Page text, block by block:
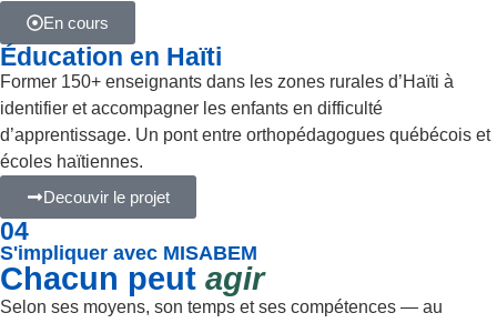
En cours
Éducation en Haïti
Former 150+ enseignants dans les zones rurales d’Haïti à
identifier et accompagner les enfants en difficulté
d’apprentissage. Un pont entre orthopédagogues québécois et
écoles haïtiennes.
Decouvir le projet
04
S'impliquer avec MISABEM
Chacun peut agir
Selon ses moyens, son temps et ses compétences — au